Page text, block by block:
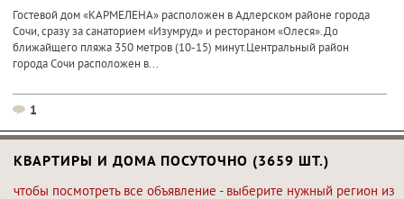
Гостевой дом «КАРМЕЛЕНА» расположен в Адлерском районе города
Сочи, сразу за санаторием «Изумруд» и рестораном «Олеся».До
ближайщего пляжа 350 метров (10-15) минут.Центральный район
города Сочи расположен в...
1
КВАРТИРЫ И ДОМА ПОСУТОЧНО (3659 ШТ.)
чтобы посмотреть все объявление - выберите нужный регион из